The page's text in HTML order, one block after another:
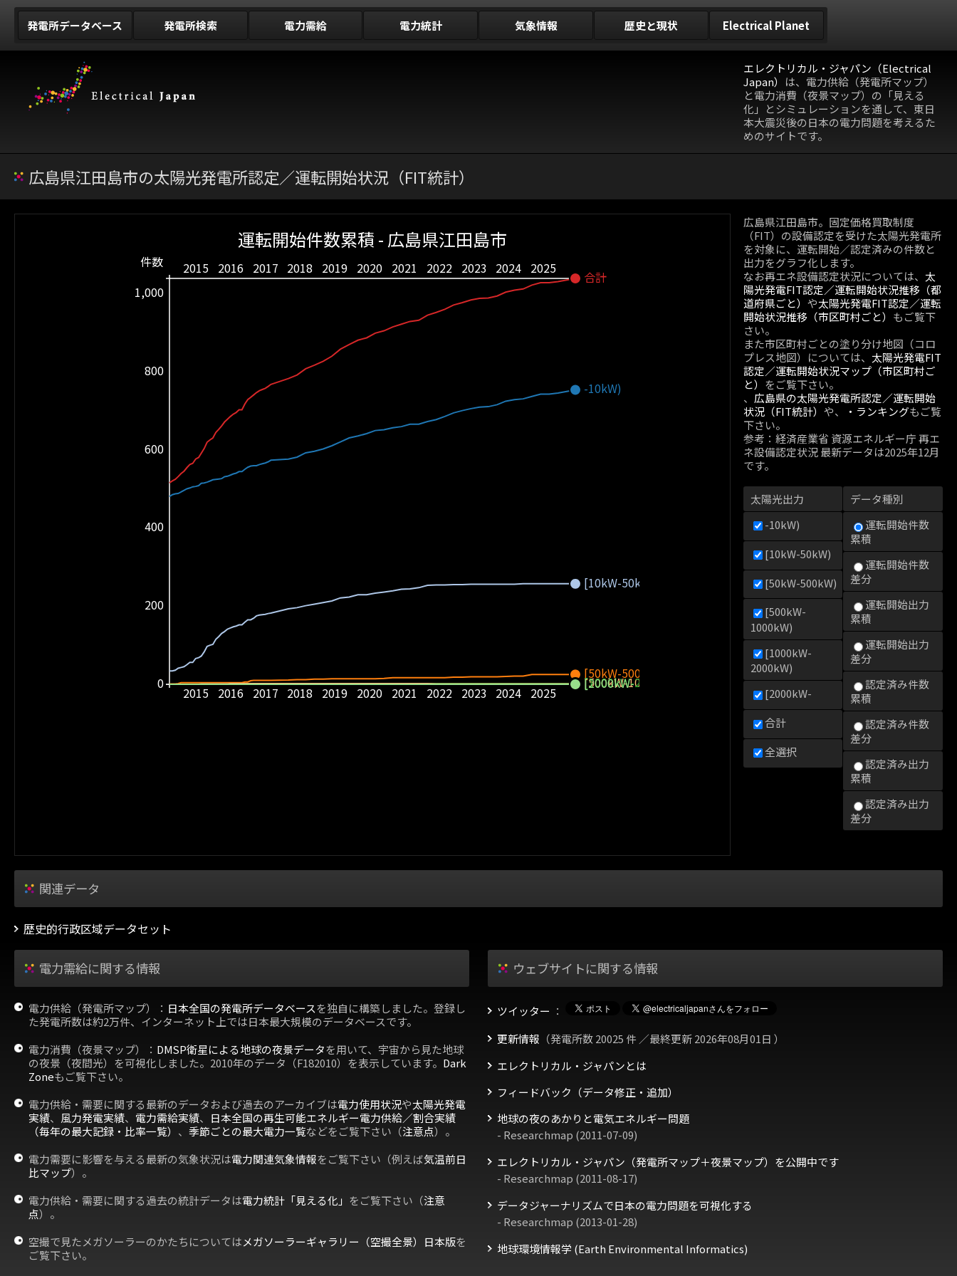
発電所データベース 発電所検索 電力需給 電力統計 気象情報 歴史と現状 Electrical Planet
エレクトリカル・ジャパン（Electrical
Japan） は、電力供給（発電所マップ）
と電力消費（夜景マップ）の「見える
化」とシミュレーションを通して、東日
本大震災後の日本の電力問題を考えるた
めのサイトです。
広島県江田島市の太陽光発電所認定／運転開始状況（FIT統計）
2015 2016 2017 2018 2019 2020 2021 2022 2023 2024 2025
2015 2016 2017 2018 2019 2020 2021 2022 2023 2024 2025
0
200
400
600
800
1,000
件数
運転開始件数累積 - 広島県江田島市
-10kW)
[10kW-50kW)
[50kW-500kW)
[500kW-1000kW)
[1000kW-2000kW)
[2000kW-
合計
広島県江田島市。固定価格買取制度
（FIT）の設備認定を受けた太陽光発電所
を対象に、運転開始／認定済みの件数と
出力をグラフ化します。
なお再エネ設備認定状況については、 太
陽光発電FIT認定／運転開始状況推移（都
道府県ごと） や太陽光発電FIT認定／運転
開始状況推移（市区町村ごと） もご覧下
さい。
また市区町村ごとの塗り分け地図（コロ
プレス地図）については、 太陽光発電FIT
認定／運転開始状況マップ（市区町村ご
と） をご覧下さい。
、 広島県の太陽光発電所認定／運転開始
状況（FIT統計） や、 ・ランキングもご覧
下さい。
参考：経済産業省 資源エネルギー庁 再エ
ネ設備認定状況 最新データは2025年12月
です。
太陽光出力
-10kW)
[10kW-50kW)
[50kW-500kW)
[500kW-
1000kW)
[1000kW-
2000kW)
[2000kW-
合計
全選択
データ種別
運転開始件数
累積
運転開始件数
差分
運転開始出力
累積
運転開始出力
差分
認定済み件数
累積
認定済み件数
差分
認定済み出力
累積
認定済み出力
差分
関連データ
歴史的行政区域データセット
電力需給に関する情報
電力供給（発電所マップ）： 日本全国の発電所データベースを独自に構築しました。登録し
た発電所数は約2万件、インターネット上では日本最大規模のデータベースです。
電力消費（夜景マップ）： DMSP衛星による地球の夜景データを用いて、宇宙から見た地球
の夜景（夜間光）を可視化しました。2010年のデータ（F182010）を表示しています。 Dark
Zoneもご覧下さい。
電力供給・需要に関する最新のデータおよび過去のアーカイブは電力使用状況や太陽光発電
実績、 風力発電実績、 電力需給実績、 日本全国の再生可能エネルギー電力供給／割合実績
（毎年の最大記録・比率一覧） 、 季節ごとの最大電力一覧などをご覧下さい（注意点）。
電力需要に影響を与える最新の気象状況は電力関連気象情報をご覧下さい（例えば気温前日
比マップ）。
電力供給・需要に関する過去の統計データは電力統計「見える化」 をご覧下さい（注意
点）。
空撮で見たメガソーラーのかたちについてはメガソーラーギャラリー（空撮全景）日本版を
ご覧下さい。
ウェブサイトに関する情報
ツイッター ：
更新情報 （発電所数 20025 件 ／最終更新 2026年08月01日 ）
エレクトリカル・ジャパンとは
フィードバック（データ修正・追加）
地球の夜のあかりと電気エネルギー問題
- Researchmap (2011-07-09)
エレクトリカル・ジャパン（発電所マップ＋夜景マップ）を公開中です
- Researchmap (2011-08-17)
データジャーナリズムで日本の電力問題を可視化する
- Researchmap (2013-01-28)
地球環境情報学 (Earth Environmental Informatics)